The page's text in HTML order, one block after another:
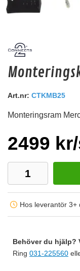
Emphaser ESP-RC5
Ny High-End 5m RCA kabel
Snabblager 1-3 dagar
Art.nr: CTKMB25
Monteringsram
2499
Hos leverantör 3+
Behöver du hjälp?
Ring 031-225560